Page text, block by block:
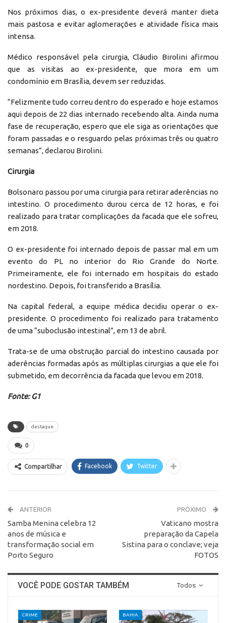
Nos próximos dias, o ex-presidente deverá manter dieta
mais pastosa e evitar aglomerações e atividade física mais
intensa.
Médico responsável pela cirurgia, Cláudio Birolini afirmou
que as visitas ao ex-presidente, que mora em um
condomínio em Brasília, devem ser reduzidas.
“Felizmente tudo correu dentro do esperado e hoje estamos
aqui depois de 22 dias internado recebendo alta. Ainda numa
fase de recuperação, espero que ele siga as orientações que
foram passadas e o resguardo pelas próximas três ou quatro
semanas”, declarou Birolini.
Cirurgia
Bolsonaro passou por uma cirurgia para retirar aderências no
intestino. O procedimento durou cerca de 12 horas, e foi
realizado para tratar complicações da facada que ele sofreu,
em 2018.
O ex-presidente foi internado depois de passar mal em um
evento do PL no interior do Rio Grande do Norte.
Primeiramente, ele foi internado em hospitais do estado
nordestino. Depois, foi transferido a Brasília.
Na capital federal, a equipe médica decidiu operar o ex-
presidente. O procedimento foi realizado para tratamento
de uma “suboclusão intestinal”, em 13 de abril.
Trata-se de uma obstrução parcial do intestino causada por
aderências formadas após as múltiplas cirurgias a que ele foi
submetido, em decorrência da facada que levou em 2018.
Fonte: G1
destaque
0
Compartilhar Facebook Twitter
ANTERIOR
Samba Menina celebra 12
anos de música e
transformação social em
Porto Seguro
PRÓXIMO
Vaticano mostra
preparação da Capela
Sistina para o conclave; veja
FOTOS
Todos
VOCÊ PODE GOSTAR TAMBÉM
CRIME BAHIA